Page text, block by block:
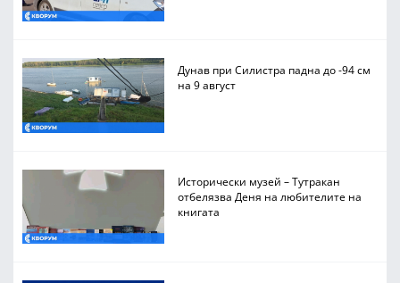
Дунав при Силистра падна до -94 см
на 9 август
Исторически музей – Тутракан
отбелязва Деня на любителите на
книгата